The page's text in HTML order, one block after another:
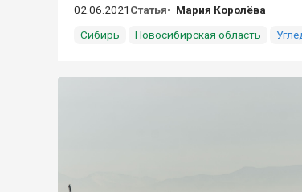
02.06.2021 Статья
Мария Королёва
Сибирь
Новосибирская область